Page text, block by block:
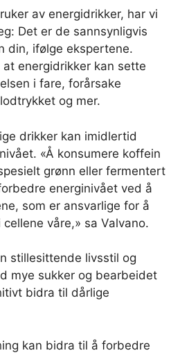
av energidrikker, har vi
Det er de sannsynligvis
din, ifølge ekspertene.
energidrikker kan sette
i fare, forårsake
og mer.
drikker kan imidlertid
«Å konsumere koffein
grønn eller fermentert
energinivået ved å
som er ansvarlige for å
våre,» sa Valvano.
stillesittende livsstil og
mye sukker og bearbeidet
bidra til dårlige
kan bidra til å forbedre